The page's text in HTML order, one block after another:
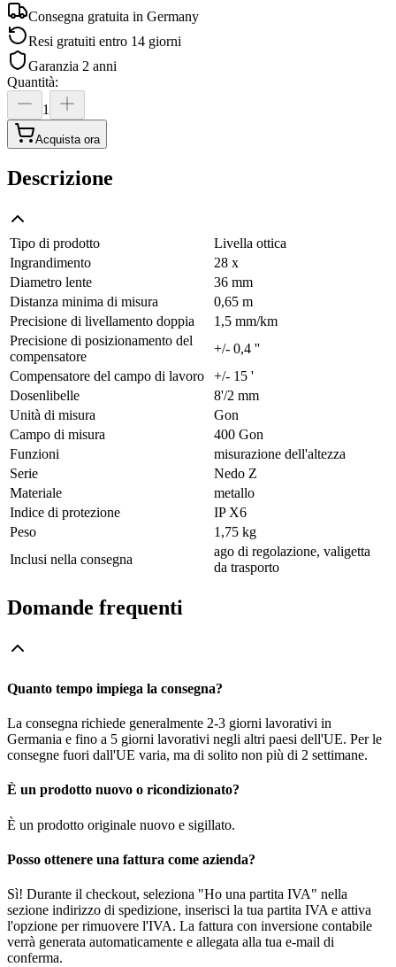
Consegna gratuita in Germany
Resi gratuiti entro 14 giorni
Garanzia 2 anni
Quantità:
1
Acquista ora
Descrizione
Tipo di prodotto
Livella ottica
Ingrandimento
28 x
Diametro lente
36 mm
Distanza minima di misura
0,65 m
Precisione di livellamento doppia
1,5 mm/km
Precisione di posizionamento del
compensatore
+/- 0,4 ''
Compensatore del campo di lavoro
+/- 15 '
Dosenlibelle
8'/2 mm
Unità di misura
Gon
Campo di misura
400 Gon
Funzioni
misurazione dell'altezza
Serie
Nedo Z
Materiale
metallo
Indice di protezione
IP X6
Peso
1,75 kg
Inclusi nella consegna
ago di regolazione, valigetta
da trasporto
Domande frequenti
Quanto tempo impiega la consegna?
La consegna richiede generalmente 2-3 giorni lavorativi in
Germania e fino a 5 giorni lavorativi negli altri paesi dell'UE. Per le
consegne fuori dall'UE varia, ma di solito non più di 2 settimane.
È un prodotto nuovo o ricondizionato?
È un prodotto originale nuovo e sigillato.
Posso ottenere una fattura come azienda?
Sì! Durante il checkout, seleziona "Ho una partita IVA" nella
sezione indirizzo di spedizione, inserisci la tua partita IVA e attiva
l'opzione per rimuovere l'IVA. La fattura con inversione contabile
verrà generata automaticamente e allegata alla tua e-mail di
conferma.